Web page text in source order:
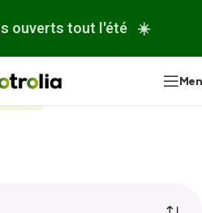
ouverts tout l'été ☀️